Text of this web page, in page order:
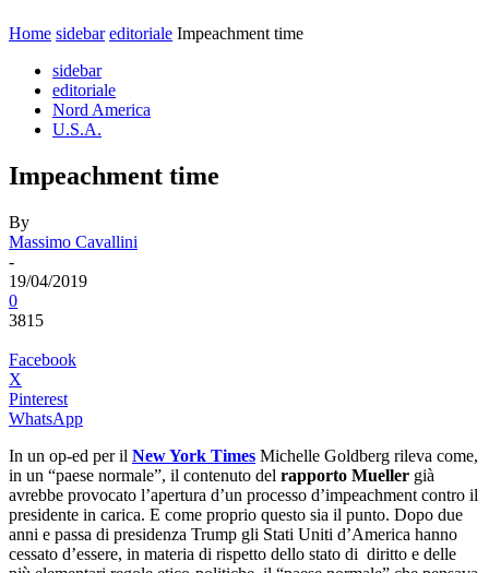
Home sidebar editoriale Impeachment time
sidebar
editoriale
Nord America
U.S.A.
Impeachment time
By
Massimo Cavallini
-
19/04/2019
0
3815
Facebook
X
Pinterest
WhatsApp
In un op-ed per il New York Times Michelle Goldberg rileva come,
in un “paese normale”, il contenuto del rapporto Mueller già
avrebbe provocato l’apertura d’un processo d’impeachment contro il
presidente in carica. E come proprio questo sia il punto. Dopo due
anni e passa di presidenza Trump gli Stati Uniti d’America hanno
cessato d’essere, in materia di rispetto dello stato di diritto e delle